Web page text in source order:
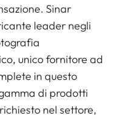
Sinar
leader negli
unico fornitore ad
in questo
di prodotti
nel settore,